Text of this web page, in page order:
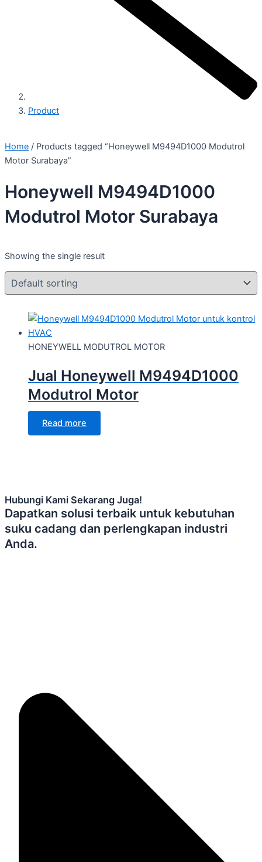
Product
Home / Products tagged “Honeywell M9494D1000 Modutrol
Motor Surabaya”
Honeywell M9494D1000
Modutrol Motor Surabaya
Showing the single result
HONEYWELL MODUTROL MOTOR
Jual Honeywell M9494D1000
Modutrol Motor
Read more
Hubungi Kami Sekarang Juga!
Dapatkan solusi terbaik untuk kebutuhan
suku cadang dan perlengkapan industri
Anda.